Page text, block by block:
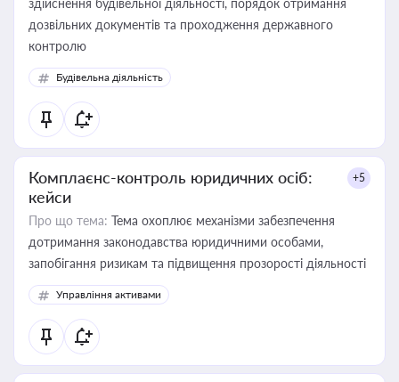
здійснення будівельної діяльності, порядок отримання
дозвільних документів та проходження державного
контролю
Будівельна діяльність
Комплаєнс-контроль юридичних осіб:
кейси
+5
Про що тема: Тема охоплює механізми забезпечення
дотримання законодавства юридичними особами,
запобігання ризикам та підвищення прозорості діяльності
Управління активами